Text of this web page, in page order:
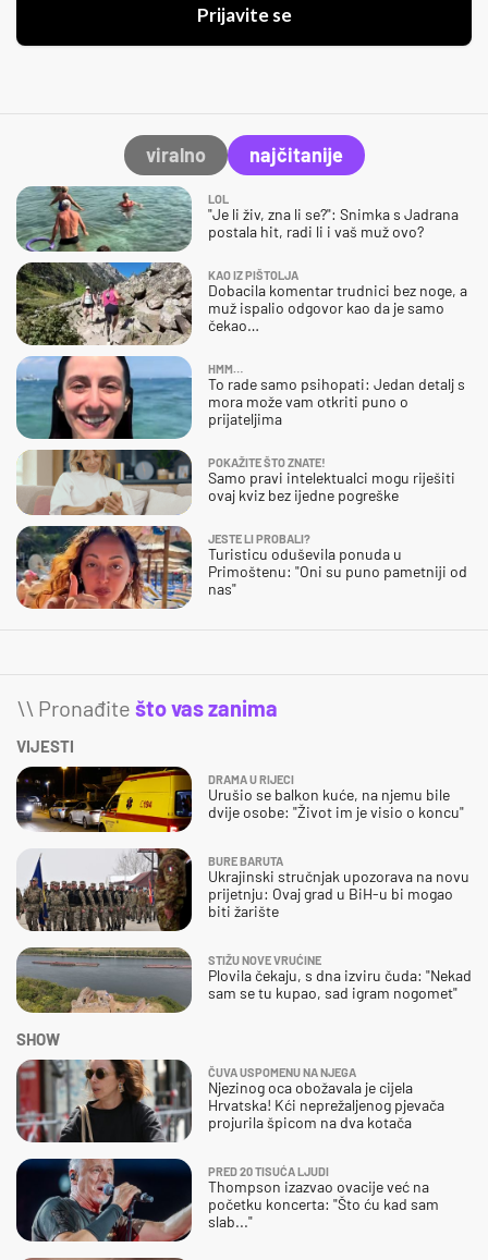
Prijavite se
viralno najčitanije
LOL
"Je li živ, zna li se?": Snimka s Jadrana
postala hit, radi li i vaš muž ovo?
KAO IZ PIŠTOLJA
Dobacila komentar trudnici bez noge, a
muž ispalio odgovor kao da je samo
čekao…
HMM…
To rade samo psihopati: Jedan detalj s
mora može vam otkriti puno o
prijateljima
POKAŽITE ŠTO ZNATE!
Samo pravi intelektualci mogu riješiti
ovaj kviz bez ijedne pogreške
JESTE LI PROBALI?
Turisticu oduševila ponuda u
Primoštenu: "Oni su puno pametniji od
nas"
\\ Pronađite što vas zanima
VIJESTI
DRAMA U RIJECI
Urušio se balkon kuće, na njemu bile
dvije osobe: "Život im je visio o koncu"
BURE BARUTA
Ukrajinski stručnjak upozorava na novu
prijetnju: Ovaj grad u BiH-u bi mogao
biti žarište
STIŽU NOVE VRUĆINE
Plovila čekaju, s dna izviru čuda: "Nekad
sam se tu kupao, sad igram nogomet"
SHOW
ČUVA USPOMENU NA NJEGA
Njezinog oca obožavala je cijela
Hrvatska! Kći neprežaljenog pjevača
projurila špicom na dva kotača
PRED 20 TISUĆA LJUDI
Thompson izazvao ovacije već na
početku koncerta: "Što ću kad sam
slab..."